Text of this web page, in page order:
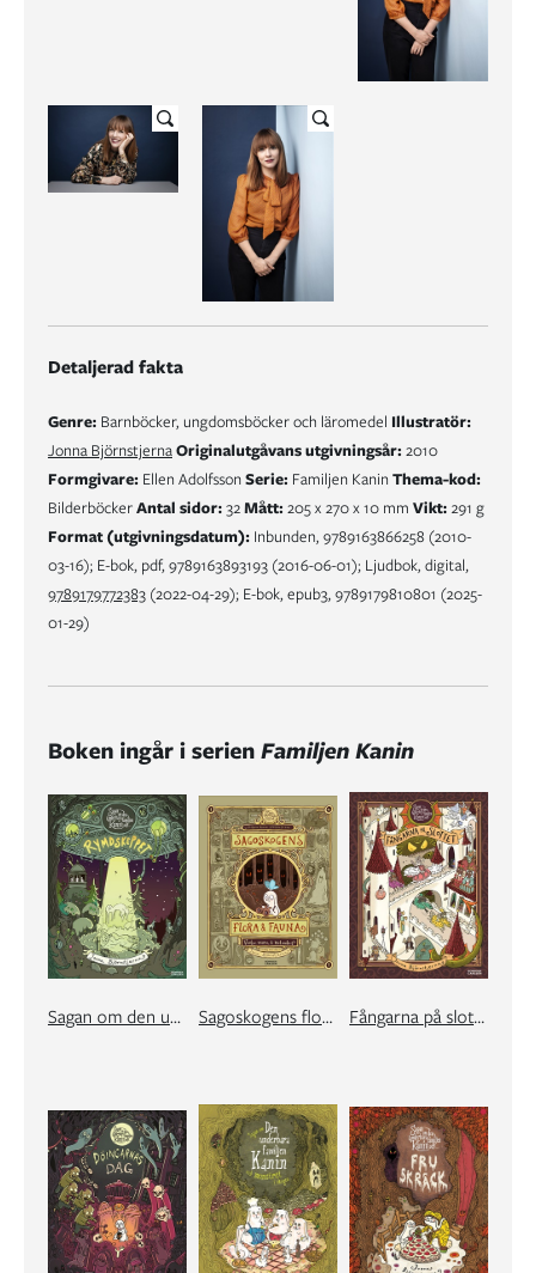
Detaljerad fakta
Genre: Barnböcker, ungdomsböcker och läromedel Illustratör:
Jonna BjörnstjernaOriginalutgåvans utgivningsår: 2010
Formgivare: Ellen Adolfsson Serie: Familjen Kanin Thema-kod:
BilderböckerAntal sidor: 32Mått: 205 x 270 x 10 mm Vikt: 291 g
Format (utgivningsdatum): Inbunden, 9789163866258 (2010-
03-16); E-bok, pdf, 9789163893193 (2016-06-01); Ljudbok, digital,
9789179772383 (2022-04-29); E-bok, epub3, 9789179810801 (2025-
01-29)
Boken ingår i serienFamiljen Kanin
Sagan om den underbara familjen Kanin och Rymdskeppet Sagoskogens flora och fauna Fångarna på slottet